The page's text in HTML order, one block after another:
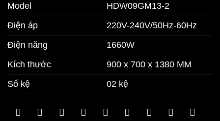
Model
HDW09GM13-2
Điện áp
220V-240V/50Hz-60Hz
Điện năng
1660W
Kích thước
900 x 700 x 1380 MM
Số kệ
02 kệ